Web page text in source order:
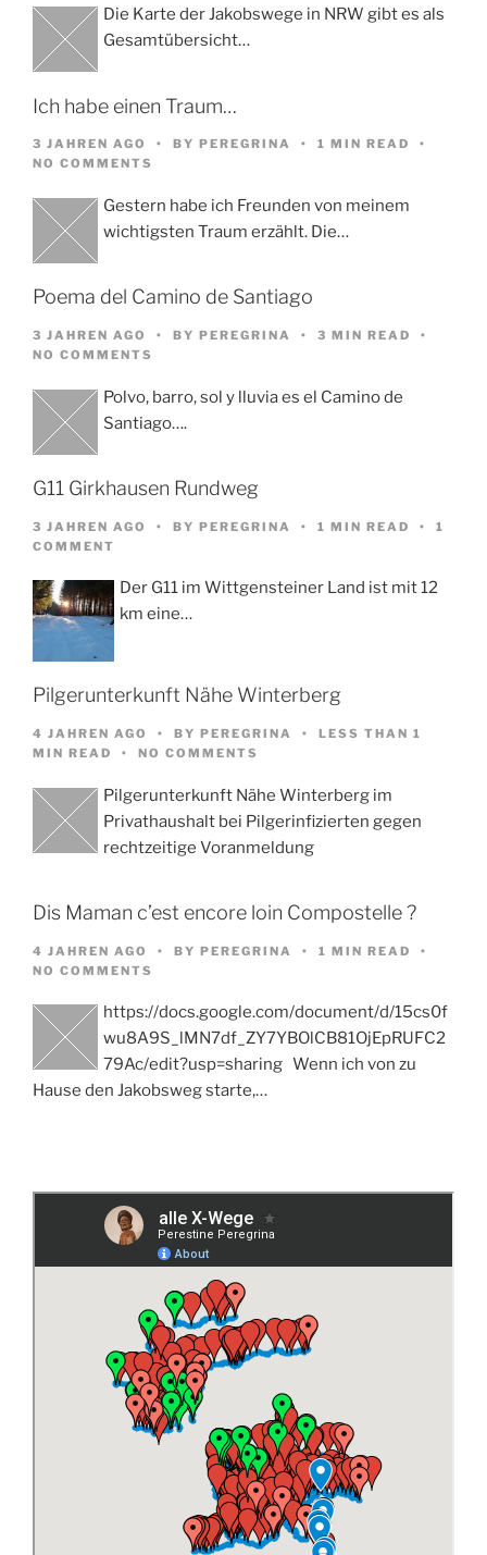
Die Karte der Jakobswege in NRW gibt es als
Gesamtübersicht…
Ich habe einen Traum…
3 JAHREN AGO BY PEREGRINA
1 MIN READ
NO COMMENTS
Gestern habe ich Freunden von meinem
wichtigsten Traum erzählt. Die…
Poema del Camino de Santiago
3 JAHREN AGO BY PEREGRINA
3 MIN READ
NO COMMENTS
Polvo, barro, sol y lluvia es el Camino de
Santiago….
G11 Girkhausen Rundweg
3 JAHREN AGO BY PEREGRINA 1 MIN READ
1
COMMENT
Der G11 im Wittgensteiner Land ist mit 12
km eine…
Pilgerunterkunft Nähe Winterberg
4 JAHREN AGO BY PEREGRINA
LESS THAN 1
MIN READ
NO COMMENTS
Pilgerunterkunft Nähe Winterberg im
Privathaushalt bei Pilgerinfizierten gegen
rechtzeitige Voranmeldung
Dis Maman c’est encore loin Compostelle ?
4 JAHREN AGO BY PEREGRINA
1 MIN READ
NO COMMENTS
https://docs.google.com/document/d/15cs0f
wu8A9S_lMN7df_ZY7YBOlCB81OjEpRUFC2
79Ac/edit?usp=sharing Wenn ich von zu
Hause den Jakobsweg starte,…